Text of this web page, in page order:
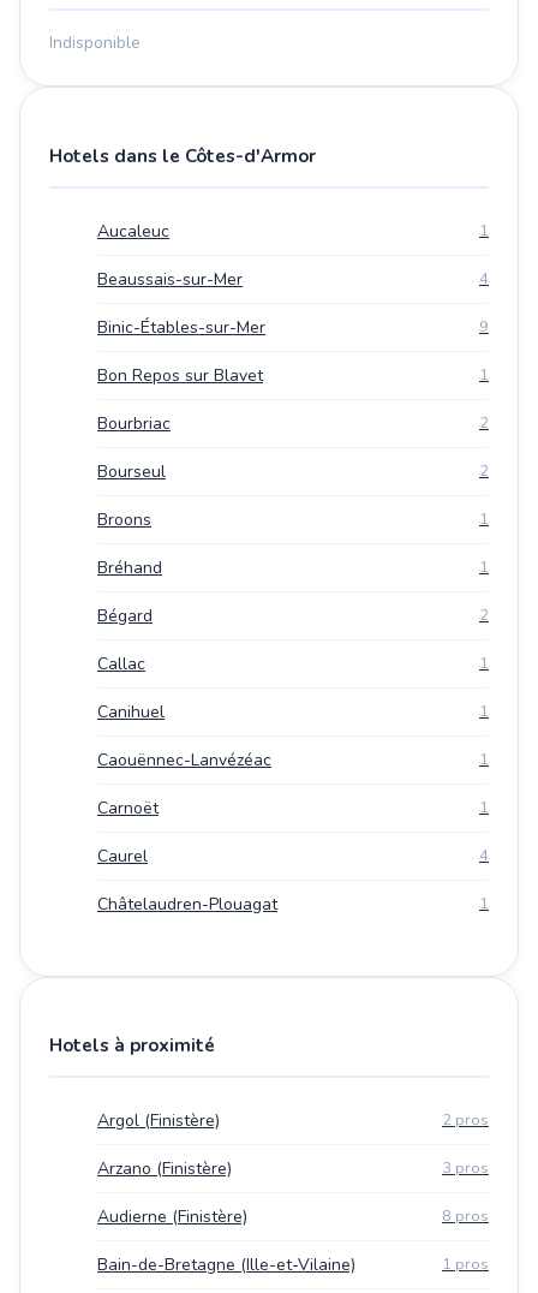
Indisponible
Hotels dans le Côtes-d'Armor
Aucaleuc 1
Beaussais-sur-Mer 4
Binic-Étables-sur-Mer 9
Bon Repos sur Blavet 1
Bourbriac 2
Bourseul 2
Broons 1
Bréhand 1
Bégard 2
Callac 1
Canihuel 1
Caouënnec-Lanvézéac 1
Carnoët 1
Caurel 4
Châtelaudren-Plouagat 1
Hotels à proximité
Argol (Finistère) 2 pros
Arzano (Finistère) 3 pros
Audierne (Finistère) 8 pros
Bain-de-Bretagne (Ille-et-Vilaine) 1 pros